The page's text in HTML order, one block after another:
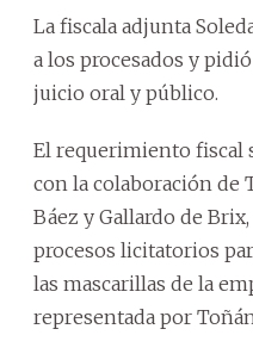
La fiscala adjunta
a los procesados y pidió
juicio oral y público.
El requerimiento fiscal
con la colaboración de
Báez y Gallardo de
procesos licitatorios
las mascarillas de la
representada por